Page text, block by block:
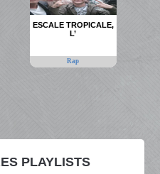
PLAYLISTS
ESCALE TROPICALE,
L’
Rap